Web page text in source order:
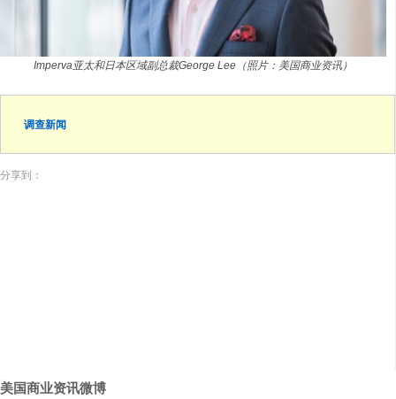
Imperva亚太和日本区域副总裁George Lee（照片：美国商业资讯）
调查新闻
分享到：
美国商业资讯微博